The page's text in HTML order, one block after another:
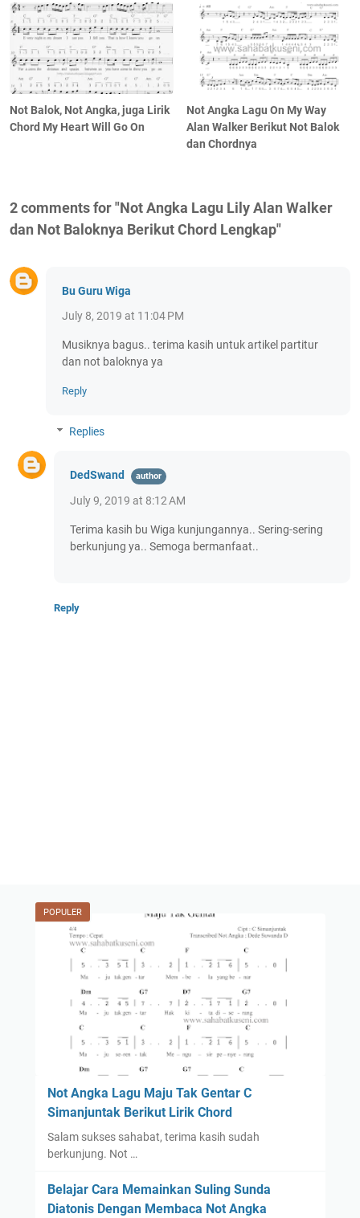
Not Balok, Not Angka, juga Lirik
Chord My Heart Will Go On
Not Angka Lagu On My Way
Alan Walker Berikut Not Balok
dan Chordnya
2 comments for "Not Angka Lagu Lily Alan Walker
dan Not Baloknya Berikut Chord Lengkap"
Bu Guru Wiga
July 8, 2019 at 11:04 PM
Musiknya bagus.. terima kasih untuk artikel partitur
dan not baloknya ya
Reply
Replies
DedSwand
July 9, 2019 at 8:12 AM
Terima kasih bu Wiga kunjungannya.. Sering-sering
berkunjung ya.. Semoga bermanfaat..
Reply
POPULER
Not Angka Lagu Maju Tak Gentar C
Simanjuntak Berikut Lirik Chord
Salam sukses sahabat, terima kasih sudah
berkunjung. Not …
Belajar Cara Memainkan Suling Sunda
Diatonis Dengan Membaca Not Angka